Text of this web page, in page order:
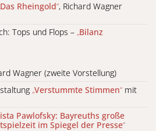
Das Rheingold“, Richard Wagner
Tops und Flops – „Bilanz
Wagner (zweite Vorstellung)
„Verstummte Stimmen“ mit
Pawlofsky: Bayreuths große
im Spiegel der Presse“